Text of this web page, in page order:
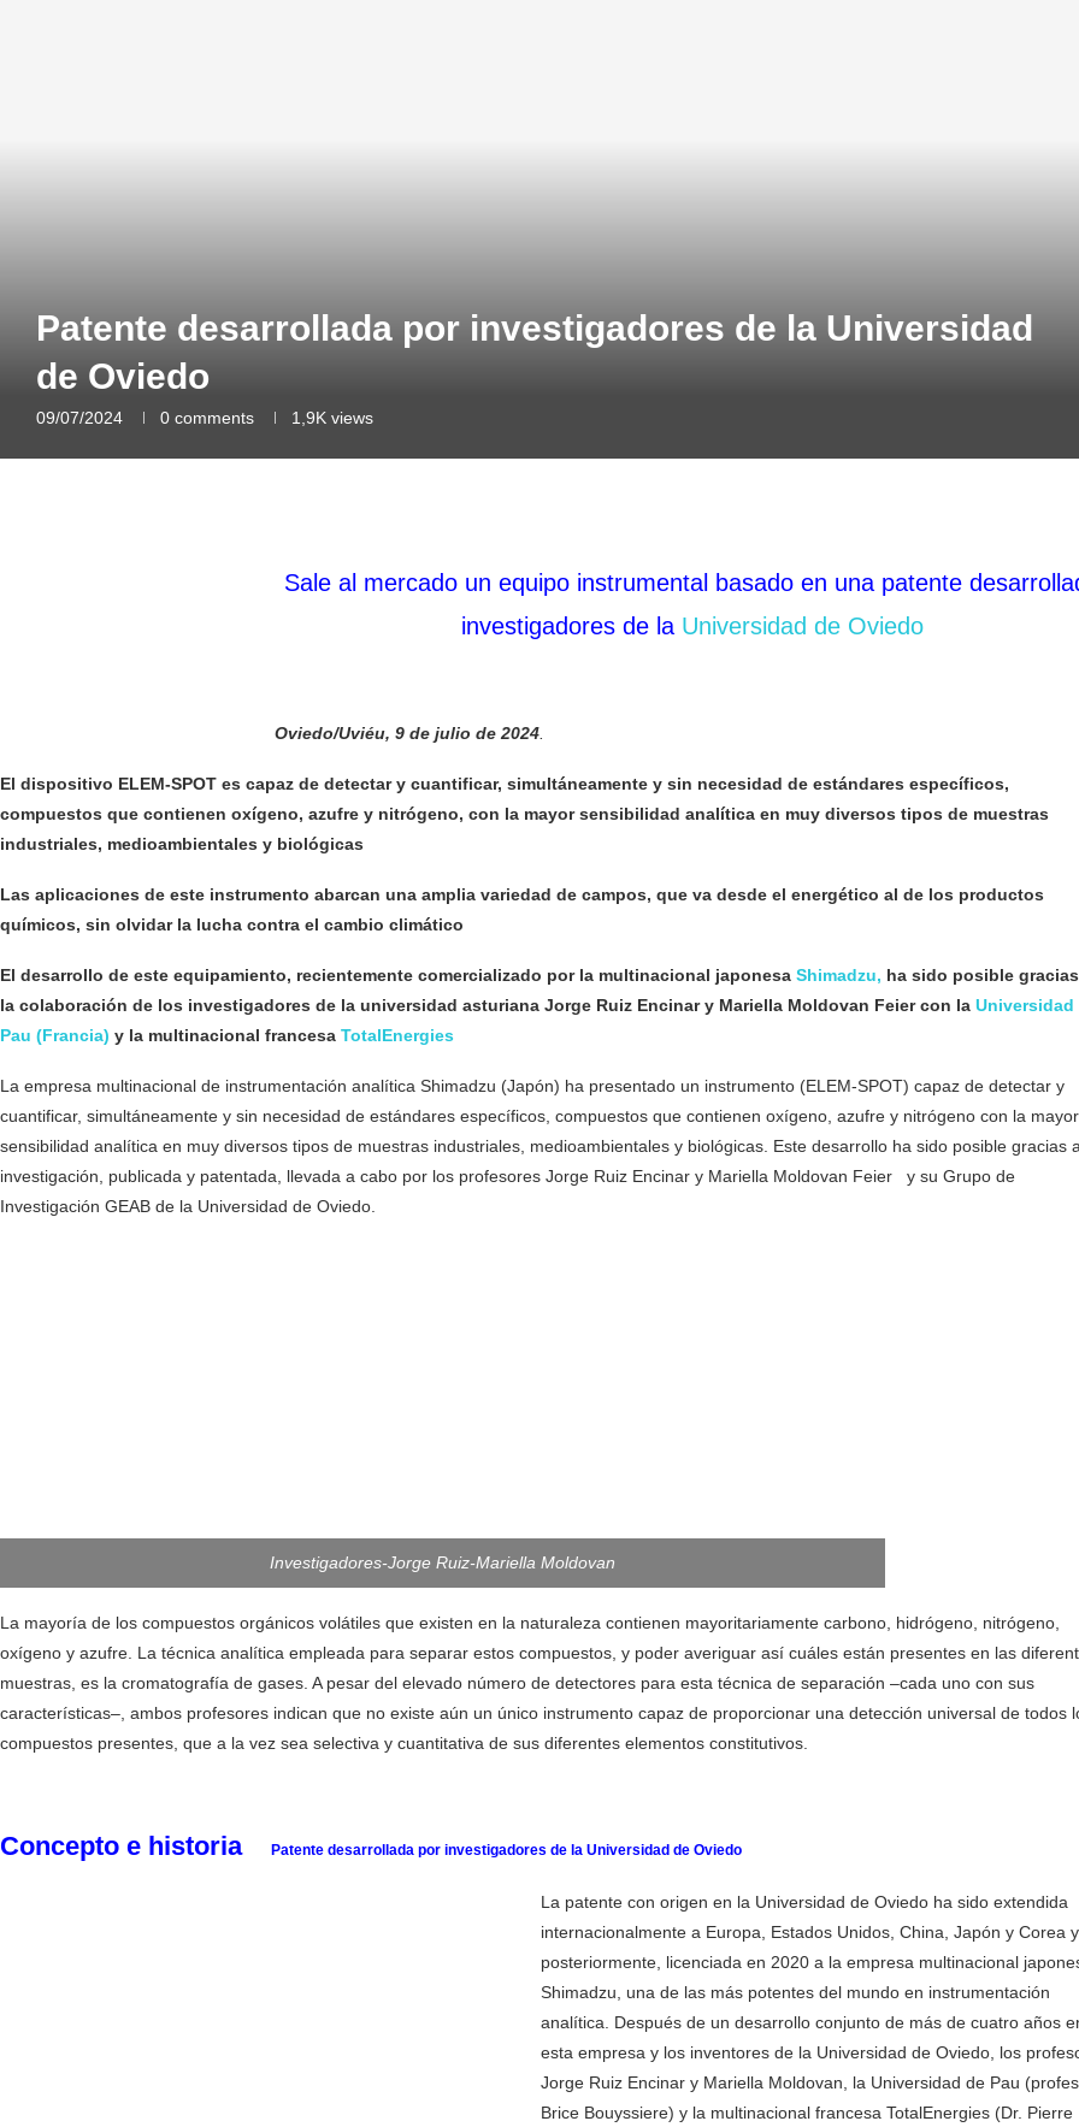
Patente desarrollada por investigadores de la Universidad
de Oviedo
09/07/2024 0 comments 1,9K views
Sale al mercado un equipo instrumental basado en una patente
investigadores de la Universidad de Oviedo
Oviedo/Uviéu, 9 de julio de 2024
El dispositivo ELEM-SPOT es capaz de detectar y cuantificar, simultáneamente y sin necesidad de estándares específicos,
compuestos que contienen oxígeno, azufre y nitrógeno, con la mayor sensibilidad analítica en muy diversos tipos de muestras
industriales, medioambientales y biológicas
Las aplicaciones de este instrumento abarcan una amplia variedad de campos, que va desde el energético al de los productos
químicos, sin olvidar la lucha contra el cambio climático
El desarrollo de este equipamiento, recientemente comercializado por la multinacional japonesa Shimadzu, ha sido posible
la colaboración de los investigadores de la universidad asturiana Jorge Ruiz Encinar y Mariella Moldovan Feier con la Universidad
Pau (Francia) y la multinacional francesa TotalEnergies
La empresa multinacional de instrumentación analítica Shimadzu (Japón) ha presentado un instrumento (ELEM-SPOT) capaz de detectar y
cuantificar, simultáneamente y sin necesidad de estándares específicos, compuestos que contienen oxígeno, azufre y nitrógeno con la mayor
sensibilidad analítica en muy diversos tipos de muestras industriales, medioambientales y biológicas. Este desarrollo ha sido posible gracias
investigación, publicada y patentada, llevada a cabo por los profesores Jorge Ruiz Encinar y Mariella Moldovan Feier y su Grupo de
Investigación GEAB de la Universidad de Oviedo.
Investigadores-Jorge Ruiz-Mariella Moldovan
La mayoría de los compuestos orgánicos volátiles que existen en la naturaleza contienen mayoritariamente carbono, hidrógeno, nitrógeno,
oxígeno y azufre. La técnica analítica empleada para separar estos compuestos, y poder averiguar así cuáles están presentes en las
muestras, es la cromatografía de gases. A pesar del elevado número de detectores para esta técnica de separación –cada uno con sus
características–, ambos profesores indican que no existe aún un único instrumento capaz de proporcionar una detección universal de todos
compuestos presentes, que a la vez sea selectiva y cuantitativa de sus diferentes elementos constitutivos.
Concepto e historia Patente desarrollada por investigadores de la Universidad de Oviedo
La patente con origen en la Universidad de Oviedo ha sido extendida
internacionalmente a Europa, Estados Unidos, China, Japón y Corea
posteriormente, licenciada en 2020 a la empresa multinacional
Shimadzu, una de las más potentes del mundo en instrumentación
analítica. Después de un desarrollo conjunto de más de cuatro años
esta empresa y los inventores de la Universidad de Oviedo, los
Jorge Ruiz Encinar y Mariella Moldovan, la Universidad de Pau
Brice Bouyssiere) y la multinacional francesa TotalEnergies (Dr. Pierre